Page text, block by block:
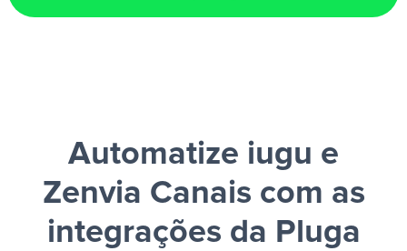
Automatize iugu e
Zenvia Canais com as
integrações da Pluga